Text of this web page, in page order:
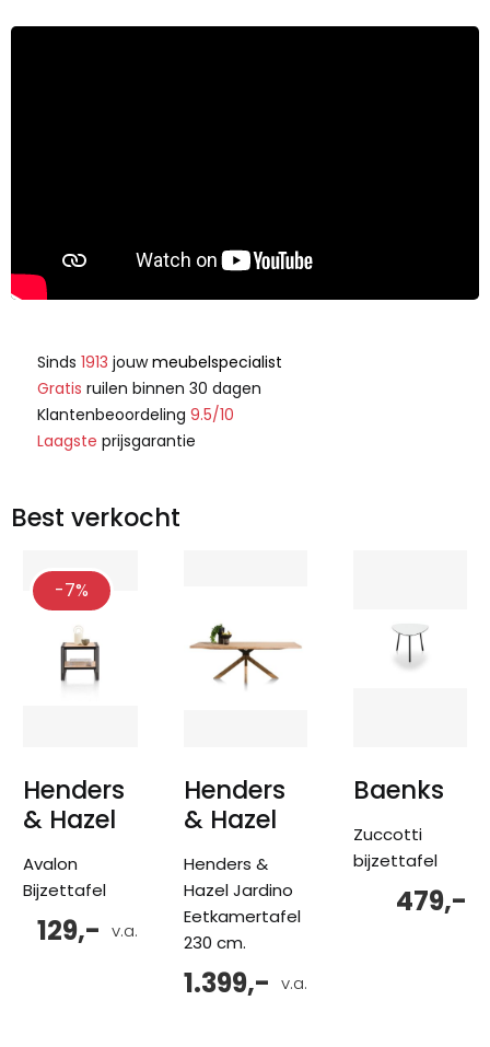
Sinds 1913 jouwmeubelspecialist
Gratis ruilen binnen 30 dagen
Klantenbeoordeling 9.5/10
Laagste prijsgarantie
Best verkocht
-7%
Henders
& Hazel
Avalon
Bijzettafel
v.a.
129,-
Henders
& Hazel
Henders &
Hazel Jardino
Eetkamertafel
230 cm.
v.a.
1.399,-
Baenks
Zuccotti
bijzettafel
479,-